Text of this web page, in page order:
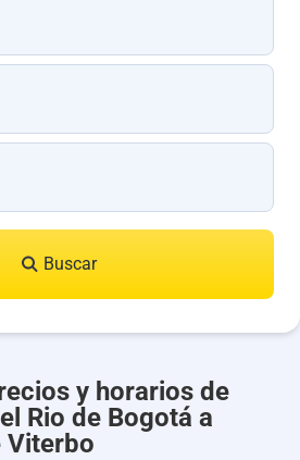
Buscar
y horarios de
Rio de Bogotá a
Viterbo